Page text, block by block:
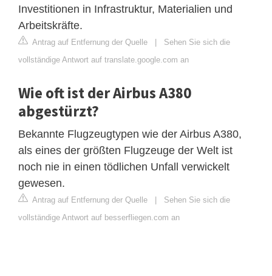
Investitionen in Infrastruktur, Materialien und
Arbeitskräfte.
Antrag auf Entfernung der Quelle
Sehen Sie sich die
vollständige Antwort auf translate.google.com an
Wie oft ist der Airbus A380
abgestürzt?
Bekannte Flugzeugtypen wie der Airbus A380,
als eines der größten Flugzeuge der Welt ist
noch nie in einen tödlichen Unfall verwickelt
gewesen.
Antrag auf Entfernung der Quelle
Sehen Sie sich die
vollständige Antwort auf besserfliegen.com an